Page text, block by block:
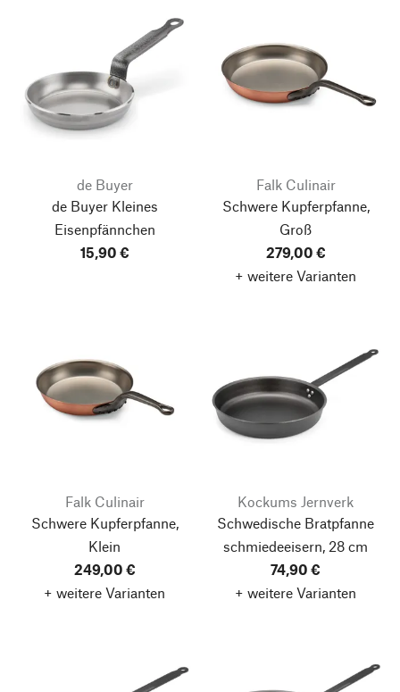
de Buyer
de Buyer Kleines
Eisenpfännchen
15,90 €
Falk Culinair
Schwere Kupferpfanne,
Groß
279,00 €
+ weitere Varianten
Falk Culinair
Schwere Kupferpfanne,
Klein
249,00 €
+ weitere Varianten
Kockums Jernverk
Schwedische Bratpfanne
schmiedeeisern, 28 cm
74,90 €
+ weitere Varianten